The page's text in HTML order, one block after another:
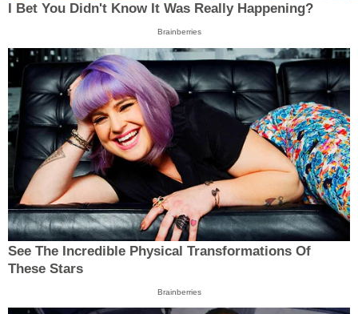
I Bet You Didn't Know It Was Really Happening?
Brainberries
See The Incredible Physical Transformations Of
These Stars
Brainberries